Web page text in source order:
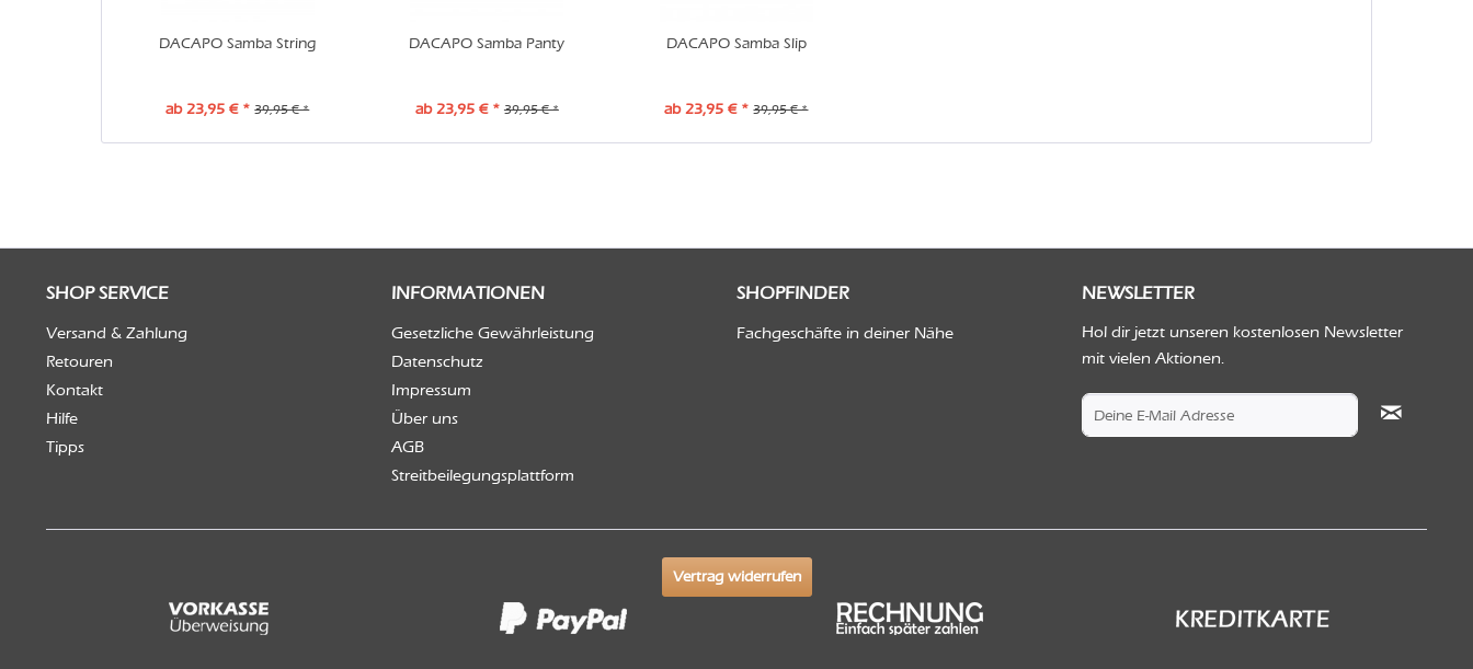
DACAPO Samba String
ab 23,95 € * 39,95 € *
DACAPO Samba Panty
ab 23,95 € * 39,95 € *
DACAPO Samba Slip
ab 23,95 € * 39,95 € *
SHOP SERVICE
Versand & Zahlung
Retouren
Kontakt
Hilfe
Tipps
INFORMATIONEN
Gesetzliche Gewährleistung
Datenschutz
Impressum
Über uns
AGB
Streitbeilegungsplattform
SHOPFINDER
Fachgeschäfte in deiner Nähe
NEWSLETTER
Hol dir jetzt unseren kostenlosen Newsletter
mit vielen Aktionen.
Vertrag widerrufen